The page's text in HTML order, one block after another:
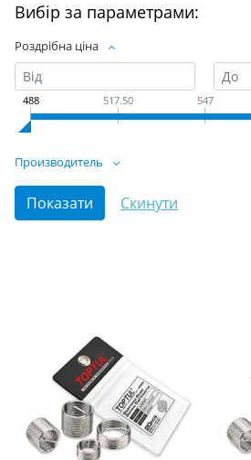
Вибір за параметрами:
Роздрібна ціна
488 517.50 547
Производитель